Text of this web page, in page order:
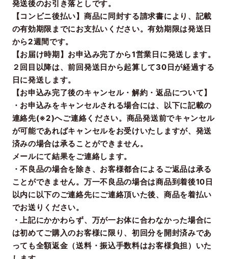
発送後のお引き落としです。
【コンビニ後払い】商品に同封する請求書により、記載
の有効期限までにお支払いください。有効期限は発送日
から2週間です。
【お届け時期】お申込み完了から1営業日に発送します。
２回目以降は、前回発送日から起算して30日が経過する
日に発送します。
【お申込み完了後のキャンセル・解約・返品について】
・お申込みをキャンセルされる場合には、以下に記載の
連絡先(※2)へご連絡ください。商品発送前でキャンセル
が可能であればキャンセルをお受けいたしますが、発送
済みの場合は承ることができません。
メールにて結果をご連絡します。
・不良品の場合を除き、お客様都合によるご返品は承る
ことができません。万一不良品の場合は商品到着後10日
以内に以下のご連絡先にご連絡頂いた後、商品を着払い
でお送りください。
・上記にかかわらず、万が一お体に合わなかった場合に
は初めてご購入のお客様に限り、初回分を開封済みであ
っても全額返金（送料・振込手数料はお客様負担）いた